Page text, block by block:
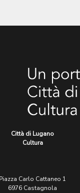
Città di Lugano
Cultura
Piazza Carlo Cattaneo 1
6976 Castagnola